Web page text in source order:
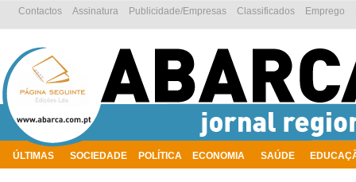
ÚLTIMAS SOCIEDADE POLÍTICA ECONOMIA SAÚDE
Emprego
Classificados
Publicidade/Empresas
Assinatura
Contactos